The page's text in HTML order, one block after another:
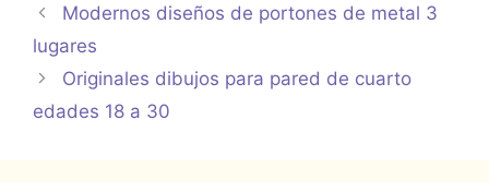
Modernos diseños de portones de metal 3
lugares
Originales dibujos para pared de cuarto
edades 18 a 30